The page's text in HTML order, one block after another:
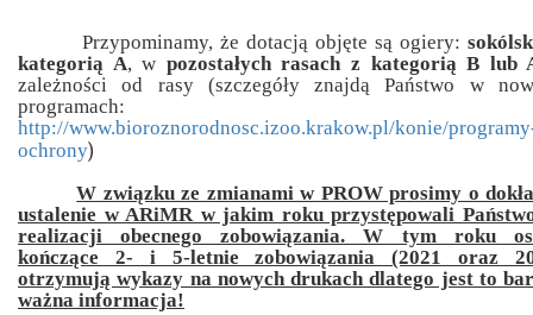
Przypominamy, że dotacją objęte są ogiery:
kategorią A, w pozostałych rasach z kategorią B lub
zależności od rasy (szczegóły znajdą Państwo w
programach:
http://www.bioroznorodnosc.izoo.krakow.pl/konie/
ochrony)
W związku ze zmianami w PROW prosimy o
ustalenie w ARiMR w jakim roku przystępowali
realizacji obecnego zobowiązania. W tym roku
kończące 2- i 5-letnie zobowiązania (2021 oraz
otrzymują wykazy na nowych drukach dlatego jest to
ważna informacja!